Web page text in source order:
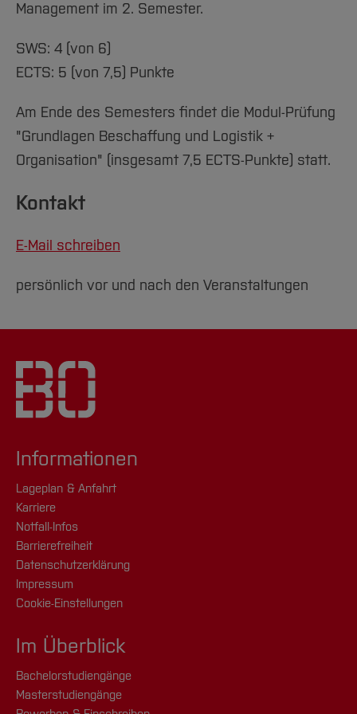
Forschung und Projekte
Team
Studiengänge
Aktuelles
Studium
Fachgruppen
International
Team
Amtliche Bekanntmachungen
BO Shop
Familiengerechte Hochschule
Gleichstellung
Diskriminierungsfreie Hochschule
Wahlen
Hochschulbibliothek
Hochschulkommunikation
International Office
qed-Stiftung
Zentrale Studienberatung
Tenberge, H., Dr.-Ing.
Türksch, H.
Wicke, Th.
Management im 2. Semester.
SWS: 4 (von 6)
ECTS: 5 (von 7,5) Punkte
Am Ende des Semesters findet die Modul-Prüfung
"Grundlagen Beschaffung und Logistik +
Organisation" (insgesamt 7,5 ECTS-Punkte) statt.
Kontakt
E-Mail schreiben
persönlich vor und nach den Veranstaltungen
Informationen
Lageplan & Anfahrt
Karriere
Notfall-Infos
Barrierefreiheit
Datenschutzerklärung
Impressum
Cookie-Einstellungen
Im Überblick
Bachelorstudiengänge
Masterstudiengänge